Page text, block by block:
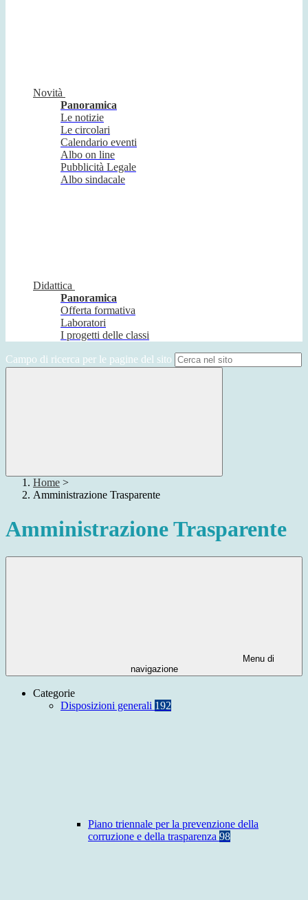
Novità
Panoramica
Le notizie
Le circolari
Calendario eventi
Albo on line
Pubblicità Legale
Albo sindacale
Didattica
Panoramica
Offerta formativa
Laboratori
I progetti delle classi
Campo di ricerca per le pagine del sito
Home >
Amministrazione Trasparente
Amministrazione Trasparente
Menu di
navigazione
Categorie
Disposizioni generali 192
Piano triennale per la prevenzione della
corruzione e della trasparenza 98